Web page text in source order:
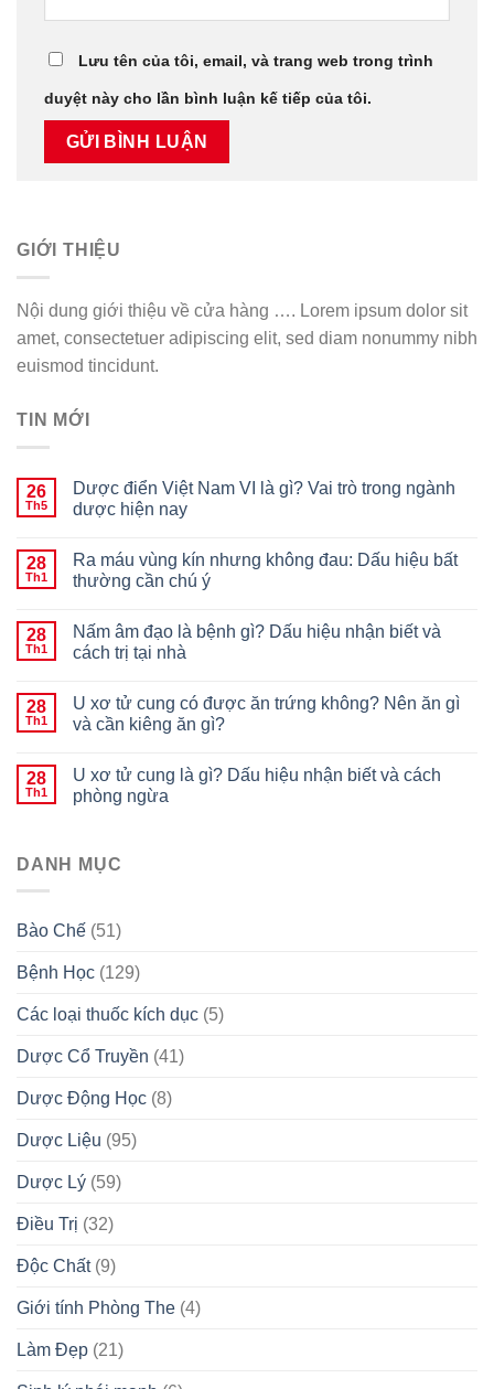
Lưu tên của tôi, email, và trang web trong trình
duyệt này cho lần bình luận kế tiếp của tôi.
GIỚI THIỆU
Nội dung giới thiệu về cửa hàng …. Lorem ipsum dolor sit
amet, consectetuer adipiscing elit, sed diam nonummy nibh
euismod tincidunt.
TIN MỚI
26
Th5
Dược điển Việt Nam VI là gì? Vai trò trong ngành
dược hiện nay
28
Th1
Ra máu vùng kín nhưng không đau: Dấu hiệu bất
thường cần chú ý
28
Th1
Nấm âm đạo là bệnh gì? Dấu hiệu nhận biết và
cách trị tại nhà
28
Th1
U xơ tử cung có được ăn trứng không? Nên ăn gì
và cần kiêng ăn gì?
28
Th1
U xơ tử cung là gì? Dấu hiệu nhận biết và cách
phòng ngừa
DANH MỤC
Bào Chế (51)
Bệnh Học (129)
Các loại thuốc kích dục (5)
Dược Cổ Truyền (41)
Dược Động Học (8)
Dược Liệu (95)
Dược Lý (59)
Điều Trị (32)
Độc Chất(9)
Giới tính Phòng The (4)
Làm Đẹp (21)